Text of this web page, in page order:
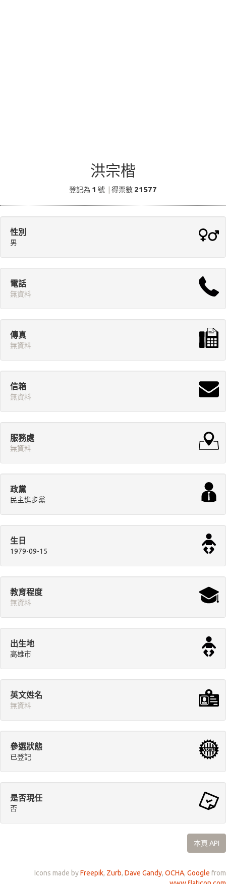
洪宗楷
登記為 1 號 得票數 21577
性別
男
電話
無資料
傳真
無資料
信箱
無資料
服務處
無資料
政黨
民主進步黨
生日
1979-09-15
教育程度
無資料
出生地
高雄市
英文姓名
無資料
參選狀態
已登記
是否現任
否
本頁 API
Icons made byFreepik, Zurb, Dave Gandy, OCHA, Google from